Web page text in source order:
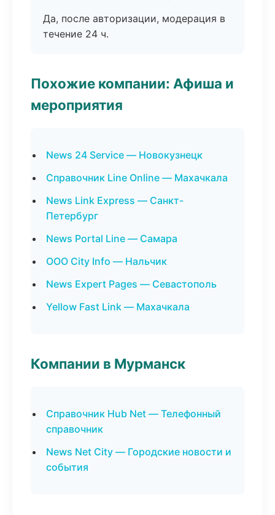
Да, после авторизации, модерация в
течение 24 ч.
Похожие компании: Афиша и
мероприятия
News 24 Service — Новокузнецк
Справочник Line Online — Махачкала
News Link Express — Санкт-
Петербург
News Portal Line — Самара
ООО City Info — Нальчик
News Expert Pages — Севастополь
Yellow Fast Link — Махачкала
Компании в Мурманск
Справочник Hub Net — Телефонный
справочник
News Net City — Городские новости и
события